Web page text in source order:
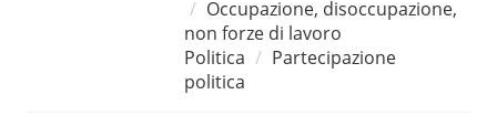
Occupazione, disoccupazione,
non forze di lavoro
Politica
Partecipazione
politica